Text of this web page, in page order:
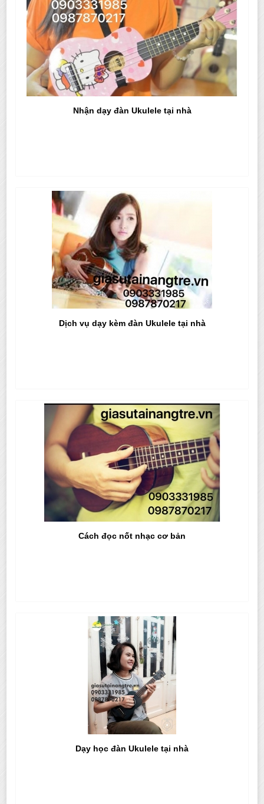
Nhận dạy đàn Ukulele tại nhà
Dịch vụ dạy kèm đàn Ukulele tại nhà
Cách đọc nốt nhạc cơ bản
Dạy học đàn Ukulele tại nhà